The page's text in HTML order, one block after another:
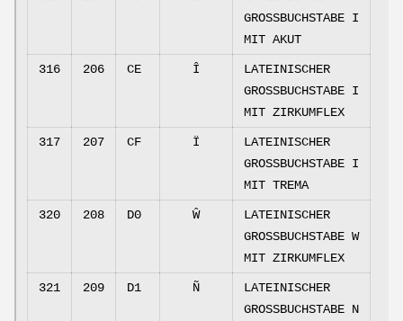
GROSSBUCHSTABE I
MIT AKUT
316 206 CE Î
LATEINISCHER
GROSSBUCHSTABE I
MIT ZIRKUMFLEX
317 207 CF Ï
LATEINISCHER
GROSSBUCHSTABE I
MIT TREMA
320 208 D0 Ŵ
LATEINISCHER
GROSSBUCHSTABE W
MIT ZIRKUMFLEX
321 209 D1 Ñ
LATEINISCHER
GROSSBUCHSTABE N